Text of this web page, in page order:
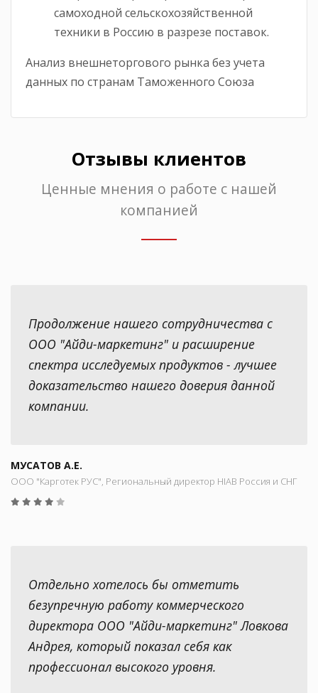
самоходной сельскохозяйственной
техники в Россию в разрезе поставок.
Анализ внешнеторгового рынка без учета
данных по странам Таможенного Союза
Отзывы клиентов
Ценные мнения о работе с нашей
компанией
Продолжение нашего сотрудничества с
ООО "Айди-маркетинг" и расширение
спектра исследуемых продуктов - лучшее
доказательство нашего доверия данной
компании.
МУСАТОВ А.Е.
ООО "Карготек РУС", Региональный директор HIAB Россия и СНГ
Отдельно хотелось бы отметить
безупречную работу коммерческого
директора ООО "Айди-маркетинг" Ловкова
Андрея, который показал себя как
профессионал высокого уровня.